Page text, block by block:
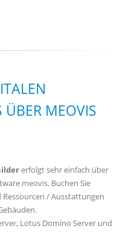
ÜBER MEOVIS
erfolgt sehr einfach über
meovis. Buchen Sie
Ressourcen / Ausstattungen
Lotus Domino Server und